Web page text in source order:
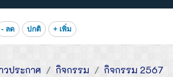
- ลด ปกติ + เพิ่ม
วประกาศ กิจกรรม
กิจกรรม 2567